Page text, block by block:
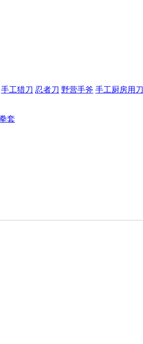
手工猎刀 忍者刀 野营手斧 手工厨房用刀
套